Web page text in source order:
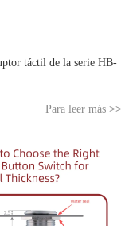
táctil de la serie HB-
Para leer más>>